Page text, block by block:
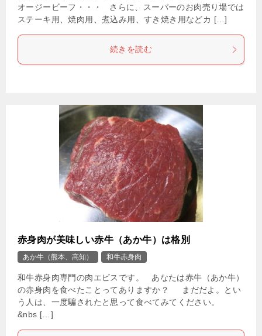
オージービーフ・・・ さらに、スーパーのお肉売り場では
ステーキ用、焼肉用、煮込み用、すき焼き用などカ […]
続きを読む
赤身肉が美味しい赤牛（あか牛）は格別
あか牛（熊本、高知） 和牛赤身肉
和牛赤身肉専門の肉エビスです。 あなたは赤牛（あか牛）
の赤身肉を食べたことってありますか？ まだだよ。とい
う人は、一度騙されたと思って食べてみてください。
&nbs […]